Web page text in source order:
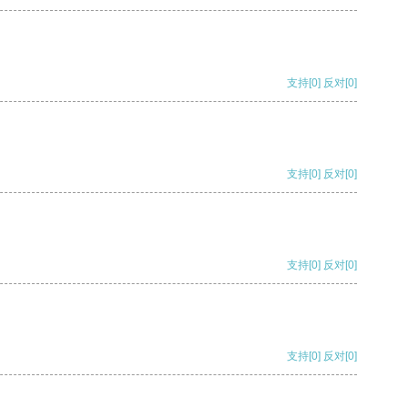
支持[0] 反对[0]
支持[0] 反对[0]
支持[0] 反对[0]
支持[0] 反对[0]